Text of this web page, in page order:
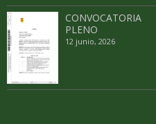
CONVOCATORIA
PLENO
12 junio, 2026